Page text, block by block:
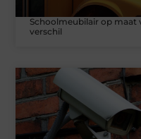
Schoolmeubilair op maat
verschil